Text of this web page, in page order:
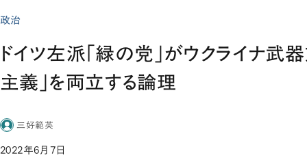
政治
ドイツ左派「緑の党」がウクライナ武
主義」を両立する論理
三好範英
2022年6月7日